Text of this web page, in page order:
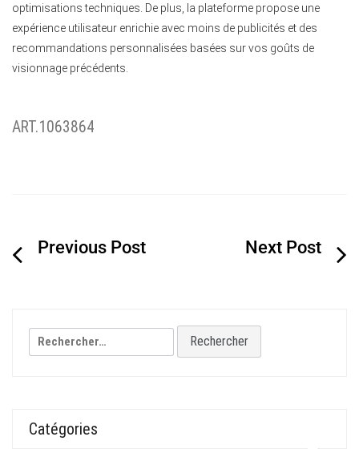
optimisations techniques. De plus, la plateforme propose une
expérience utilisateur enrichie avec moins de publicités et des
recommandations personnalisées basées sur vos goûts de
visionnage précédents.
ART.1063864
Navigation
Rechercher :
Catégories